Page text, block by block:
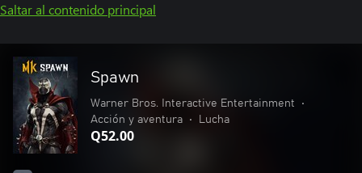
Saltar al contenido principal
Spawn
Warner Bros. Interactive Entertainment
•
Acción y aventura
• Lucha
Q52.00